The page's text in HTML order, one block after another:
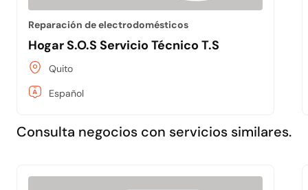
Reparación de electrodomésticos
Hogar S.O.S Servicio Técnico T.S
Quito
Español
Consulta negocios con servicios similares.